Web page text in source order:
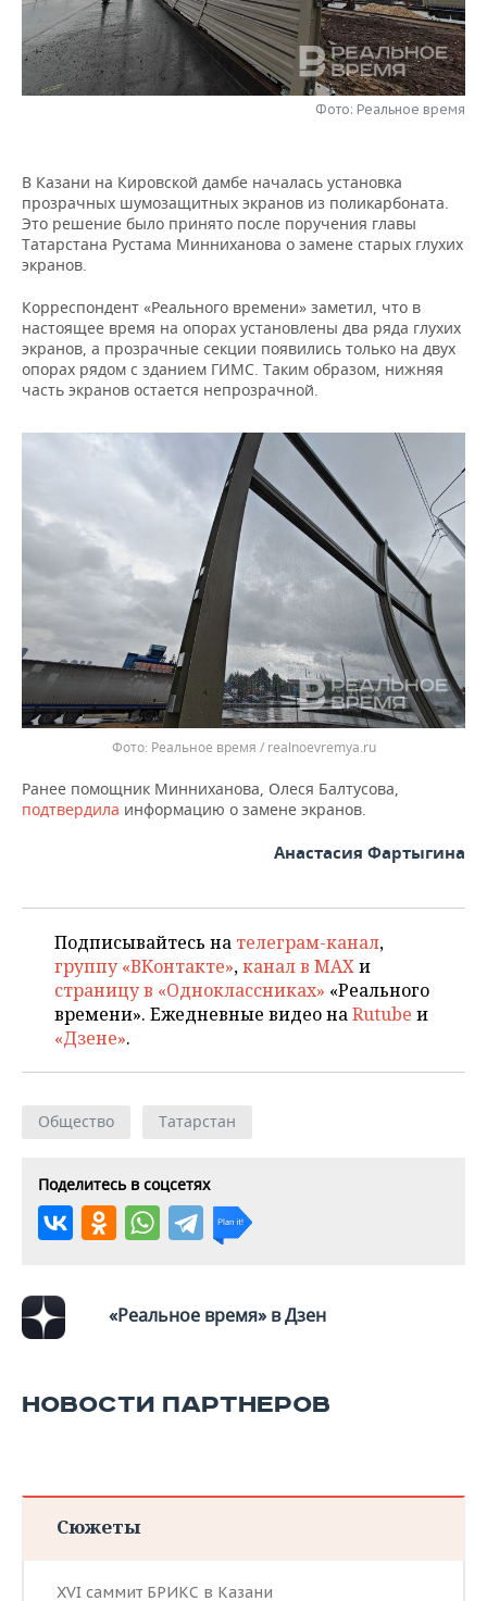
НЕФТЕХИМИЯ
НЕФТЬ
РОЗНИЧНАЯ ТОРГОВЛЯ
ТРАНСПОРТ
НОВОСТИ ТЕХНОЛОГИЙ
IT
ТЕЛЕКОММУНИКАЦИИ
МЕРОПРИЯТИЯ
НОВОСТИ МЕРОПРИЯТИЙ
БИЗНЕС-БРАНЧИ
ONLINE-КОНФЕРЕНЦИИ
СПОРТ
ФУТБОЛ
ХОККЕЙ
ВОЛЕЙБОЛ
КИБЕРСПОРТ
ФИГУРНОЕ КАТАНИЕ
ВОДНЫЕ ВИДЫ СПОРТА
ХОККЕЙ С МЯЧОМ
НОВОСТИ ОБЩЕСТВА
ВЛАСТЬ
ИСТОРИЯ
КУЛЬТУРА
МЕДИЦИНА
ОБРАЗОВАНИЕ
ПРОИСШЕСТВИЯ
ФОТОГАЛЕРЕЯ
СЮЖЕТЫ
СПИСОК ПЕРСОН
СПИСОК КОМПАНИЙ
ПОЛНАЯ ВЕРСИЯ
Фото: Реальное время
В Казани на Кировской дамбе началась установка
прозрачных шумозащитных экранов из поликарбоната.
Это решение было принято после поручения главы
Татарстана Рустама Минниханова о замене старых глухих
экранов.
Корреспондент «Реального времени» заметил, что в
настоящее время на опорах установлены два ряда глухих
экранов, а прозрачные секции появились только на двух
опорах рядом с зданием ГИМС. Таким образом, нижняя
часть экранов остается непрозрачной.
Реальное время / realnoevremya.ru
Ранее помощник Минниханова, Олеся Балтусова,
подтвердила информацию о замене экранов.
Анастасия Фартыгина
Подписывайтесь на телеграм-канал,
группу «ВКонтакте»,канал в MAXи
страницу в «Одноклассниках» «Реального
времени». Ежедневные видео наRutube и
«Дзене».
Общество Татарстан
Поделитесь в соцсетях
«Реальное время» в Дзен
НОВОСТИ ПАРТНЕРОВ
Сюжеты
XVI саммит БРИКС в Казани